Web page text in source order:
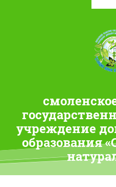
учреждение
образования